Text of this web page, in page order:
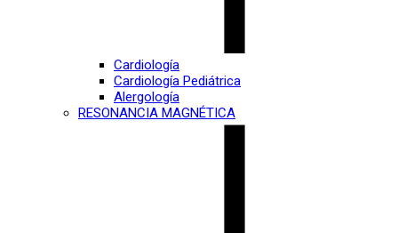
Cardiología
Cardiología Pediátrica
Alergología
RESONANCIA MAGNÉTICA